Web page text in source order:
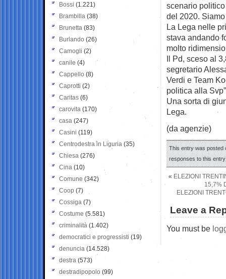
scenario
del 2020.
La Lega nelle
stava andando
molto
Il Pd, sceso al
segretario
Verdi e Team
politica alla
Una sorta di
Lega.
(da agenzie)
This entry was posted
responses to this
« ELEZIONI
15,7%
ELEZIONI
Leave a
You must be
Bossi (1.221)
Brambilla (38)
Brunetta (83)
Burlando (26)
Camogli (2)
canile (4)
Cappello (8)
Caprotti (2)
Caritas (6)
carovita (170)
casa (247)
Casini (119)
Centrodestra in Liguria (35)
Chiesa (276)
Cina (10)
Comune (342)
Coop (7)
Cossiga (7)
Costume (5.581)
criminalità (1.402)
democratici e progressisti (19)
denuncia (14.528)
destra (573)
destradipopolo (99)